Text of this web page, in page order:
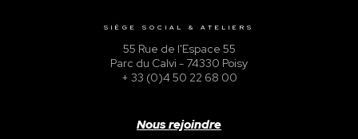
SIÈGE SOCIAL & ATELIERS
55 Rue de l'Espace 55
Parc du Calvi - 74330 Poisy
+ 33 (0)4 50 22 68 00
Nous rejoindre